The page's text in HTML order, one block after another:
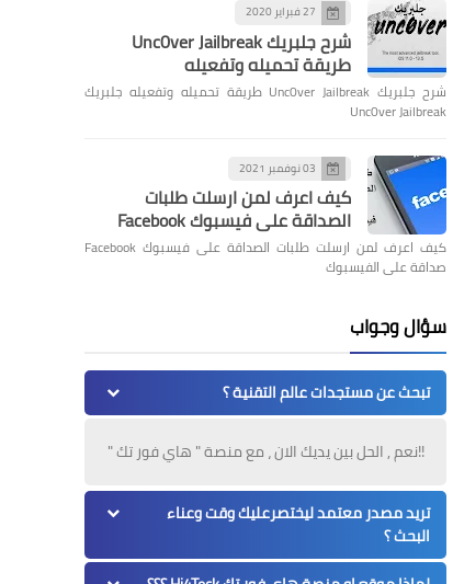
27 فبراير 2020
شرح جلبريك Unc0ver Jailbreak
طريقة تحميله وتفعيله
شرح جلبريك Unc0ver Jailbreak طريقة تحميله وتفعيله جلبريك
Unc0ver Jailbreak
03 نوفمبر 2021
كيف اعرف لمن ارسلت طلبات
الصداقة على فيسبوك Facebook
كيف اعرف لمن ارسلت طلبات الصداقة على فيسبوك Facebook
صداقة على الفيسبوك
سؤال وجواب
تبحث عن مستجدات عالم التقنية ؟
!!نعم , الحل بين يديك الان ، مع منصة " هاي فور تك "
تريد مصدر معتمد ليختصرعليك وقت وعناء
البحث ؟